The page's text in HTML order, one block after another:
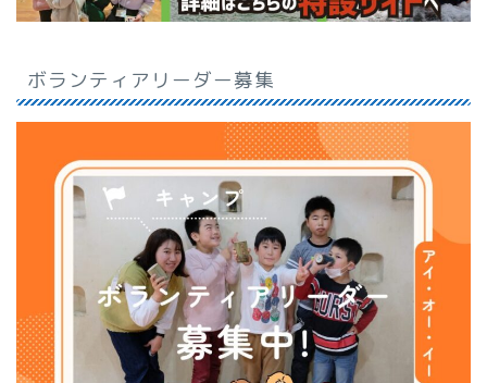
ボランティアリーダー募集